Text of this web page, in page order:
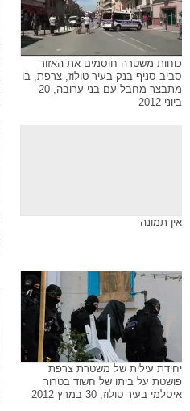
כוחות משטרה חוסמים את האזור
סביב סניף בנק בעיר טולוז, צרפת, בו
מתבצר מחבל עם בני ערובה, 20
ביוני 2012
אין תמונה
יחידת עילית של משטרת צרפת
פושטת על ביתו של חשוד בטרור
איסלמי בעיר טולוז, 30 במרץ 2012